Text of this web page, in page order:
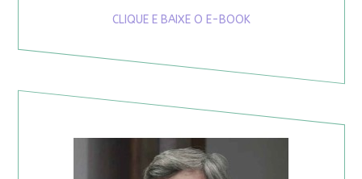
CLIQUE E BAIXE O E-BOOK